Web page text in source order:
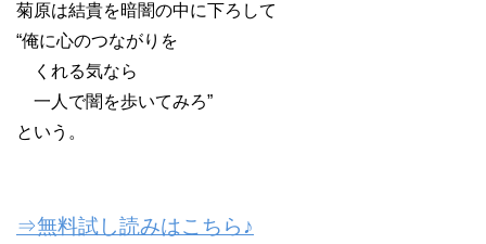
菊原は結貴を暗闇の中に下ろして
“俺に心のつながりを
くれる気なら
一人で闇を歩いてみろ”
という。
⇒無料試し読みはこちら♪